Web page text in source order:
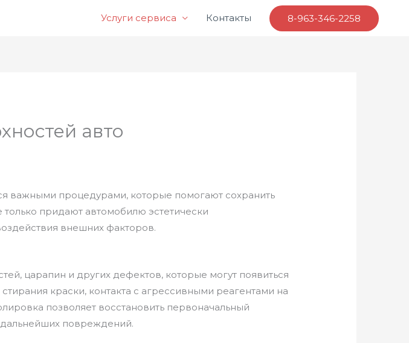
Услуги сервиса Контакты 8-963-346-2258
авто
важными процедурами, которые помогают сохранить
придают автомобилю эстетически
внешних факторов.
царапин и других дефектов, которые могут появиться
краски, контакта с агрессивными реагентами на
позволяет восстановить первоначальный
дальнейших повреждений.